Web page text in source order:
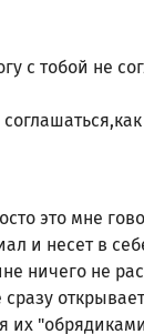
с тобой не
это мне
и несет в
ничего не